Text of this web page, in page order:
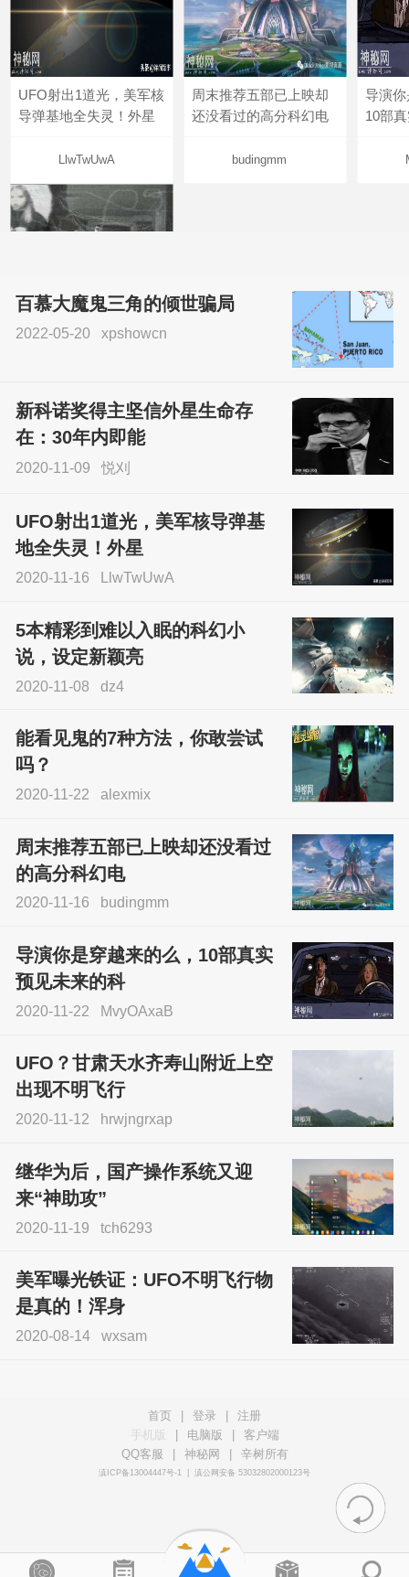
UFO射出1道光，美军核
导弹基地全失灵！外星
LlwTwUwA
周末推荐五部已上映却
还没看过的高分科幻电
budingmm
导演
10部
sskfn
百慕大魔鬼三角的倾世骗局
2022-05-20 xpshowcn
新科诺奖得主坚信外星生命存
在：30年内即能
2020-11-09 悦刈
UFO射出1道光，美军核导弹基
地全失灵！外星
2020-11-16 LlwTwUwA
5本精彩到难以入眠的科幻小
说，设定新颖亮
2020-11-08 dz4
能看见鬼的7种方法，你敢尝试
吗？
2020-11-22 alexmix
周末推荐五部已上映却还没看过
的高分科幻电
2020-11-16 budingmm
导演你是穿越来的么，10部真实
预见未来的科
2020-11-22 MvyOAxaB
UFO？甘肃天水齐寿山附近上空
出现不明飞行
2020-11-12 hrwjngrxap
继华为后，国产操作系统又迎
来“神助攻”
2020-11-19 tch6293
美军曝光铁证：UFO不明飞行物
是真的！浑身
2020-08-14 wxsam
首页 登录
注册
手机版
电脑版
客户端
QQ客服
神秘网 辛树所有
滇ICP备13004447号-1 滇公网安备 53032802000123号